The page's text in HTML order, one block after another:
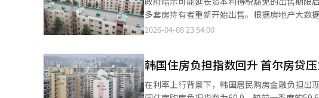
战争结束后，石脑油和乙烯价格可能急剧下跌
基础原料的产量。※ 本报道经人工智能（AI）
并与福特合资建设的“BlueOval SK”工厂将
改善的关键基础。随着工厂开工率的提高，美
出高效运营，供应大众和福特的电池。下半年
需求迅速增长。业内人士表示，经济型电动车
※ 本报道经人工智能（AI）系统翻译与编辑。
多套房持有者重新开始出售。根据房地产大数
会提及延长出售期限的方案，短时间内增加了
中的地区反应尤为明显。市场将此变化视为“
但是否会成为长期趋势仍需观察。由于年初以
可能只是短期反弹。市场对政策信号反应敏感
2026-04-08 23:54:00
韩国住房负担指数回升 首尔房贷
在利率上行背景下，韩国居民购房金融负担出